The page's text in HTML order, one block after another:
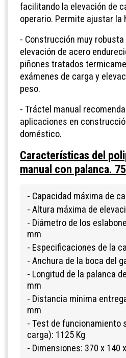
facilitando la elevación de
operario. Permite ajustar la
- Construcción muy
elevación de acero
piñones tratados
exámenes de carga y
peso.
- Tráctel manual
aplicaciones en
doméstico.
Características del
manual con palanca.
- Capacidad máxima de
- Altura máxima de
- Diámetro de los
mm
- Especificaciones de la
- Anchura de la boca del
- Longitud de la palanca
mm
- Distancia mínima
mm
- Test de funcionamiento
carga): 1125 Kg
- Dimensiones: 370 x 140